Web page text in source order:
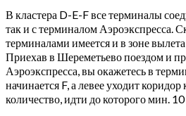
В кластера D-E-F все терминалы
так и с терминалом Аэроэкспресса.
терминалами имеется и в зоне
Приехав в Шереметьево поездом и
Аэроэкспресса, вы окажетесь в
начинается F, а левее уходит
количество, идти до которого мин. 10